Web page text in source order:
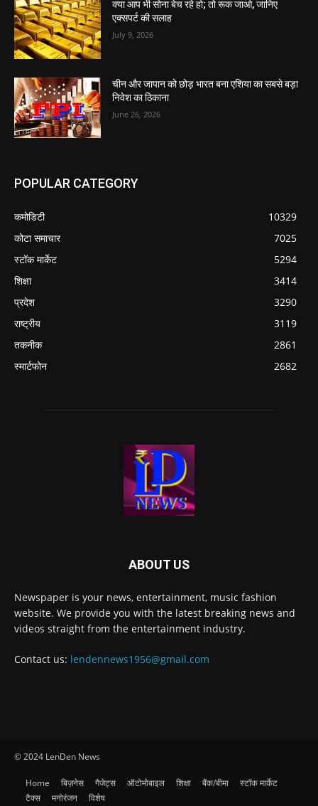
क्या आप भी सोना बेच रहे हो; तो रूक जाओ, जानिए
एक्सपर्ट की सलाह
July 9, 2026
चीन और जापान को छोड़ भारत बना एशिया का सबसे बड़ा
निवेश का ठिकाना
June 26, 2026
POPULAR CATEGORY
कमोडिटी
10329
कोटा समाचार
7025
स्टॉक मार्केट
5294
शिक्षा
3414
प्रदेश
3290
राष्ट्रीय
3119
तकनीक
2861
स्मार्टफोन
2682
ABOUT US
Newspaper is your news, entertainment, music fashion
website. We provide you with the latest breaking news and
videos straight from the entertainment industry.
Contact us: lendennews1956@gmail.com
© 2024 LenDen News
Home बिज़नेस गैजेट्स ऑटोमोबाइल शिक्षा बैंक/बीमा
स्टॉक मार्केट
टैक्स
मनोरंजन विशेष